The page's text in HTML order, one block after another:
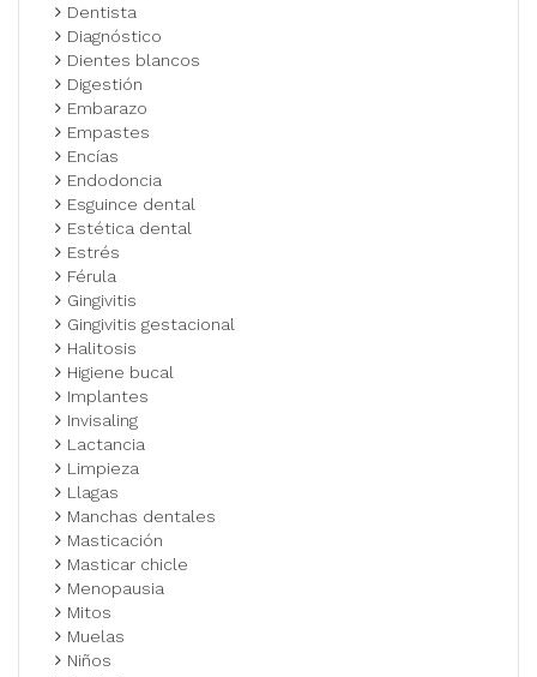
Dentista
Diagnóstico
Dientes blancos
Digestión
Embarazo
Empastes
Encías
Endodoncia
Esguince dental
Estética dental
Estrés
Férula
Gingivitis
Gingivitis gestacional
Halitosis
Higiene bucal
Implantes
Invisaling
Lactancia
Limpieza
Llagas
Manchas dentales
Masticación
Masticar chicle
Menopausia
Mitos
Muelas
Niños